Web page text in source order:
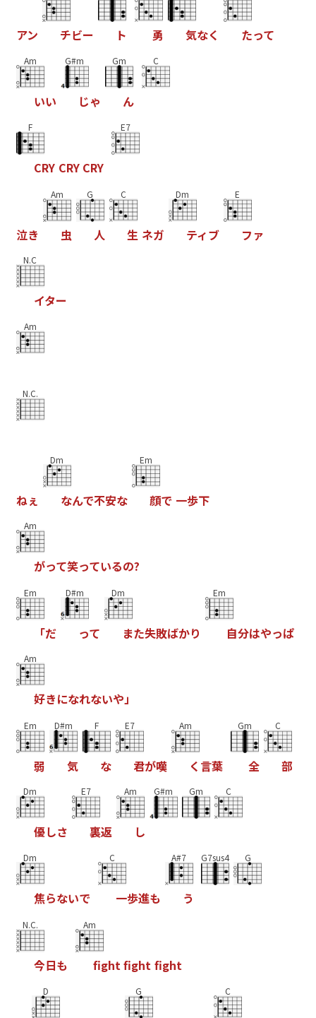
アン チビー ト 勇 気なく たって
Am
いい
G#m
じゃ
Gm
ん
C
F
CRY CRY CRY
E7
泣き
Am
虫
G
人
C
生 ネガ
Dm
ティブ
E
フ ァ
N.C
イター
Am
N.C.
ねぇ
Dm
なんで不安な
Em
顔で 一歩下
Am
がって笑っているの?
Em
「だ
D#m
って
Dm
また失敗ばかり
Em
自分はやっぱ
Am
好きになれないや」
Em
弱
D#m
気
F
な
E7
君が嘆
Am
く 言葉
Gm
全
C
部
Dm
優しさ
E7
裏返
Am
し
G#m Gm C
Dm
焦らないで
C
一歩進も
A#7
う
G7sus4 G
N.C.
今日も
Am
fght fght fght
D G C